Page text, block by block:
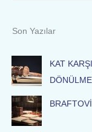
c
h
f
o
r
Son Yazılar
KAT